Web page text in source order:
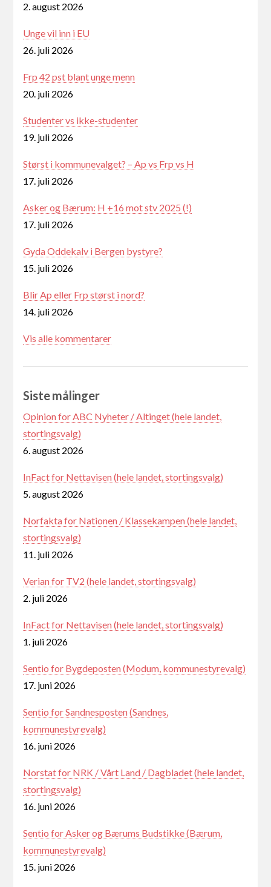
2. august 2026
Unge vil inn i EU
26. juli 2026
Frp 42 pst blant unge menn
20. juli 2026
Studenter vs ikke-studenter
19. juli 2026
Størst i kommunevalget? – Ap vs Frp vs H
17. juli 2026
Asker og Bærum: H +16 mot stv 2025 (!)
17. juli 2026
Gyda Oddekalv i Bergen bystyre?
15. juli 2026
Blir Ap eller Frp størst i nord?
14. juli 2026
Vis alle kommentarer
Siste målinger
Opinion for ABC Nyheter / Altinget (hele landet,
stortingsvalg)
6. august 2026
InFact for Nettavisen (hele landet, stortingsvalg)
5. august 2026
Norfakta for Nationen / Klassekampen (hele landet,
stortingsvalg)
11. juli 2026
Verian for TV2 (hele landet, stortingsvalg)
2. juli 2026
InFact for Nettavisen (hele landet, stortingsvalg)
1. juli 2026
Sentio for Bygdeposten (Modum, kommunestyrevalg)
17. juni 2026
Sentio for Sandnesposten (Sandnes,
kommunestyrevalg)
16. juni 2026
Norstat for NRK / Vårt Land / Dagbladet (hele landet,
stortingsvalg)
16. juni 2026
Sentio for Asker og Bærums Budstikke (Bærum,
kommunestyrevalg)
15. juni 2026